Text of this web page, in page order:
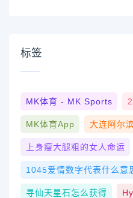
标签
MK体育 - MK Sports
MK体育App 大连阿尔
上身瘦大腿粗的女人命运
1045爱情数字代表什么意
寻仙天星石怎么获得